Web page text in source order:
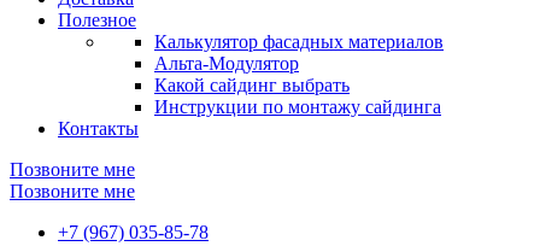
Полезное
Калькулятор фасадных материалов
Альта-Модулятор
Какой сайдинг выбрать
Инструкции по монтажу сайдинга
Контакты
Позвоните мне
Позвоните мне
+7 (967) 035-85-78